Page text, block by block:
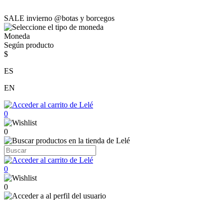
SALE invierno @botas y borcegos
Moneda
Según producto
$
ES
EN
0
0
0
0